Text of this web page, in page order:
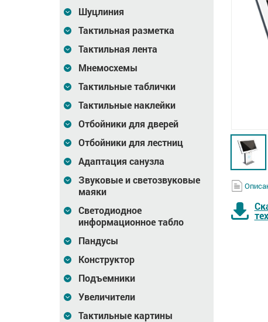
Шуцлиния
Тактильная разметка
Тактильная лента
Мнемосхемы
Тактильные таблички
Тактильные наклейки
Отбойники для дверей
Отбойники для лестниц
Адаптация санузла
Звуковые и светозвуковые
маяки
Светодиодное
информационное табло
Пандусы
Конструктор
Подъемники
Увеличители
Тактильные картины
карта) с
Цена 21 440₽